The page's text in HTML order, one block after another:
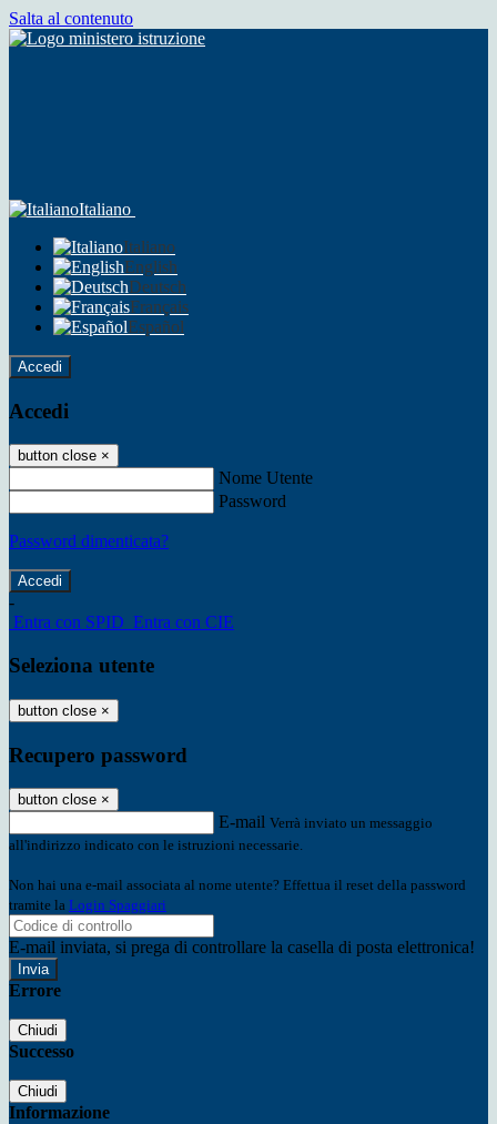
Salta al contenuto
Italiano
Italiano
English
Deutsch
Français
Español
Accedi
Accedi
button close ×
Nome Utente
Password
Password dimenticata?
-
Entra con SPID Entra con CIE
Seleziona utente
button close ×
Recupero password
button close ×
E-mail Verrà inviato un messaggio
all'indirizzo indicato con le istruzioni necessarie.
Non hai una e-mail associata al nome utente? Effettua il reset della password
tramite la Login Spaggiari
E-mail inviata, si prega di controllare la casella di posta elettronica!
Errore
Chiudi
Successo
Chiudi
Informazione